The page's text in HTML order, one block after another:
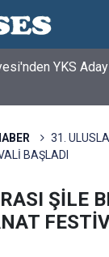
YKS
31.
BAŞLADI
ŞİLE